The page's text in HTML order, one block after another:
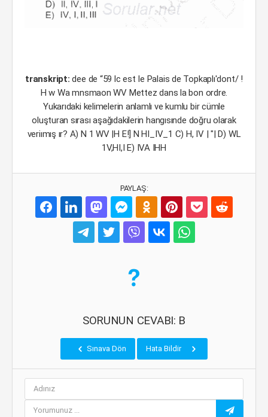
transkript:dee de “59 lc est Ie Palais de Topkaplı'dont/ !
H w Wa mnsmaon WV Mettez dans la bon ordre.
Yukarıdaki kelimelerin anlamlı ve kumlu bir cümle
oluşturan sırası aşağıdakilerin hangısınde doğru olarak
veriımış ır? A) N 1 WV |H E!] N HI_IV_1 C) H, IV | "| D) WL
1V,HI,I E) IVA IHH
PAYLAŞ:
SORUNUN CEVABI: B
Sınava Dön Hata Bildir